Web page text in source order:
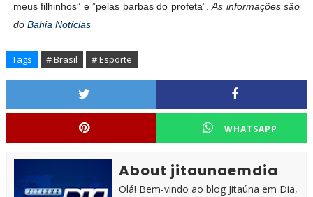
meus filhinhos” e ”pelas barbas do profeta”.As informações são
do Bahia Notícias
Tags # Brasil # Esporte
WHATSAPP
About jitaunaemdia
Olá! Bem-vindo ao blog Jitaúna em Dia,